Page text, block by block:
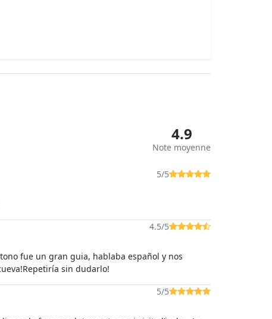
4.9
Note moyenne
5/5
4.5/5
fue un gran guia, hablaba español y nos
sin dudarlo!
5/5